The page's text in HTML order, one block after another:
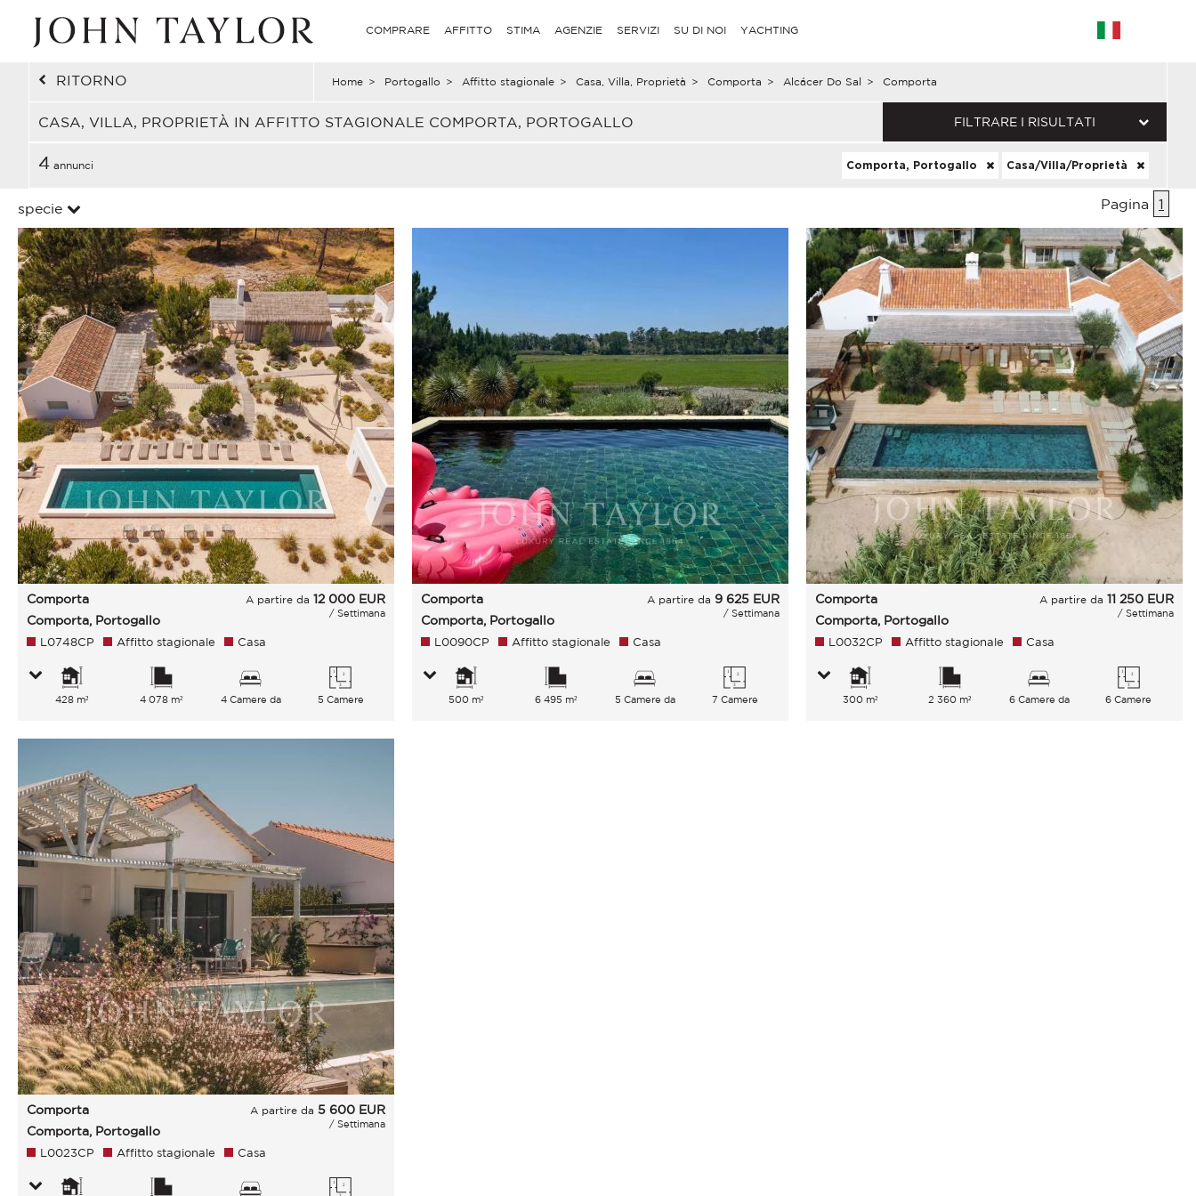
COMPRARE AFFITTO STIMA AGENZIE SERVIZI SU DI NOI YACHTING
RITORNO Home > Portogallo > Affitto stagionale > Casa, Villa, Proprietà > Comporta > Alcácer Do Sal > Comporta
CASA, VILLA, PROPRIETÀ IN AFFITTO STAGIONALE COMPORTA, PORTOGALLO FILTRARE I RISULTATI
4 annunci Comporta, Portogallo Casa/Villa/Proprietà
specie Pagina 1
Comporta
Comporta, Portogallo
A partire da 12 000 EUR
/ Settimana
L0748CP Affitto stagionale Casa
428 m² 4 078 m²
4 Camere da
5 Camere
Comporta
Comporta, Portogallo
A partire da 9 625 EUR
/ Settimana
L0090CP Affitto stagionale Casa
500 m² 6 495 m²
5 Camere da
7 Camere
Comporta
Comporta, Portogallo
A partire da 11 250 EUR
/ Settimana
L0032CP Affitto stagionale Casa
300 m² 2 360 m²
6 Camere da
6 Camere
Comporta
Comporta, Portogallo
A partire da 5 600 EUR
/ Settimana
L0023CP Affitto stagionale Casa